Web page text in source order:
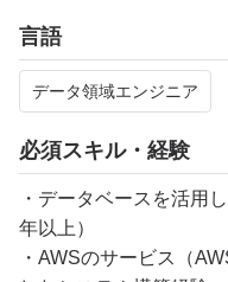
言語
データ領域エンジニア
必須スキル・経験
・データベースを活用
年以上）
・AWSのサービス（